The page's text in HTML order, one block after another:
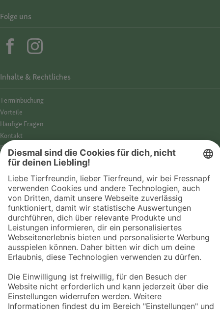
© 2026 Fressnapf Tiernahrungs GmbH
Inhalte & Rechtliches
Termin­buchung
Vorteile
Häufige Fragen
Kontakt
Barrierefreiheit
Impressum
Cookies
AGB
Entdecke Fressnapf
Tierversicherung
GPS-Tracker
Online-Shop
Folge uns